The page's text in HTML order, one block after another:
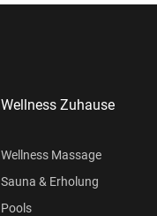
Wellness Zuhause
Wellness Massage
Sauna & Erholung
Pools